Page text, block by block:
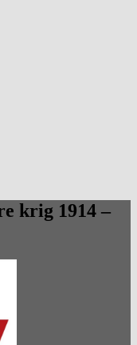
krig 1914 –